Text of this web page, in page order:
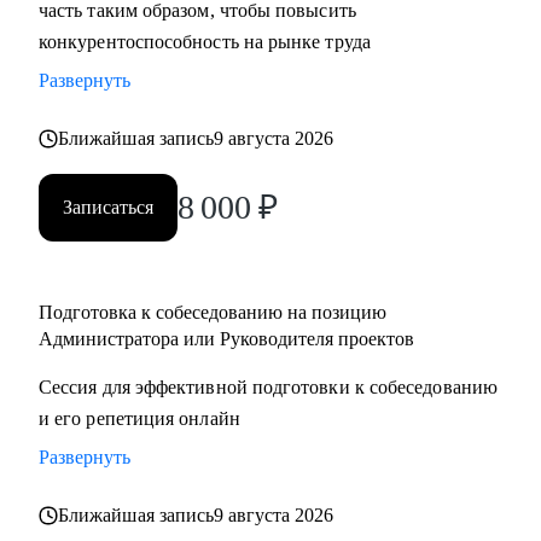
часть таким образом, чтобы повысить
конкурентоспособность на рынке труда
Развернуть
Ближайшая запись9 августа 2026
Записаться 8 000 ₽
Подготовка к собеседованию на позицию
Администратора или Руководителя проектов
Сессия для эффективной подготовки к собеседованию
и его репетиция онлайн
Развернуть
Ближайшая запись9 августа 2026